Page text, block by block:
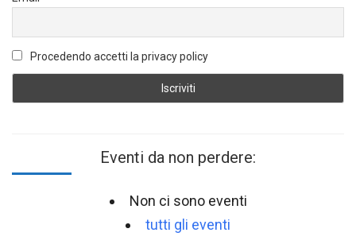
Procedendo accetti la privacy policy
Eventi da non perdere:
Non ci sono eventi
tutti gli eventi